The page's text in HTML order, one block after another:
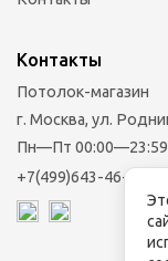
Контакты
Потолок-магазин
г. Москва, ул.
Пн—Пт 00:00—23:59
+7(499)643-46-33